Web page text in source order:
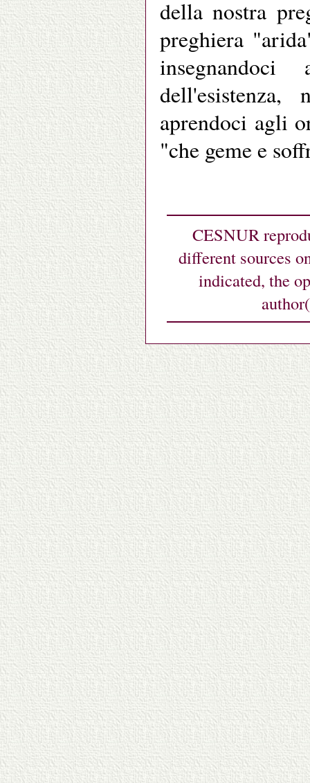
della nostra
preghiera
aprendoci agli
"che geme e
CESNUR
different sources
indicated, the